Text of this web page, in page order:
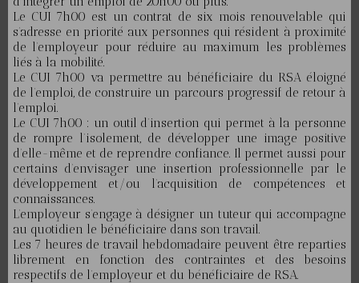
Le CUI 7h00 est un contrat de six mois renouvelable qui
s’adresse en priorité aux personnes qui résident à proximité
de l’employeur pour réduire au maximum les problèmes
liés à la mobilité.
Le CUI 7h00 va permettre au bénéficiaire du RSA éloigné
de l’emploi, de construire un parcours progressif de retour à
l’emploi.
Le CUI 7h00 : un outil d’insertion qui permet à la personne
de rompre l’isolement, de développer une image positive
d’elle-même et de reprendre confiance. Il permet aussi pour
certains d’envisager une insertion professionnelle par le
développement et/ou l’acquisition de compétences et
connaissances.
L’employeur s’engage à désigner un tuteur qui accompagne
au quotidien le bénéficiaire dans son travail.
Les 7 heures de travail hebdomadaire peuvent être reparties
librement en fonction des contraintes et des besoins
respectifs de l’employeur et du bénéficiaire de RSA.